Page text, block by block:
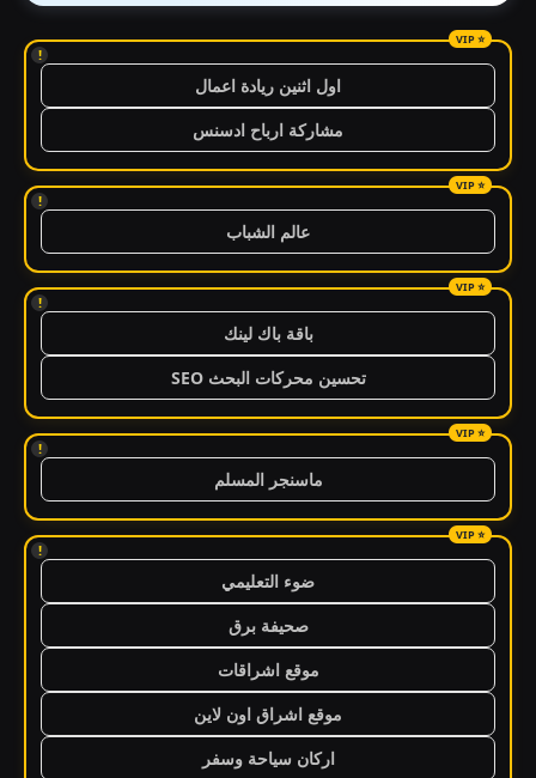
!
اول اثنين ريادة اعمال
مشاركة ارباح ادسنس
!
عالم الشباب
!
باقة باك لينك
تحسين محركات البحث SEO
!
ماسنجر المسلم
!
ضوء التعليمي
صحيفة برق
موقع اشراقات
موقع اشراق اون لاين
اركان سياحة وسفر